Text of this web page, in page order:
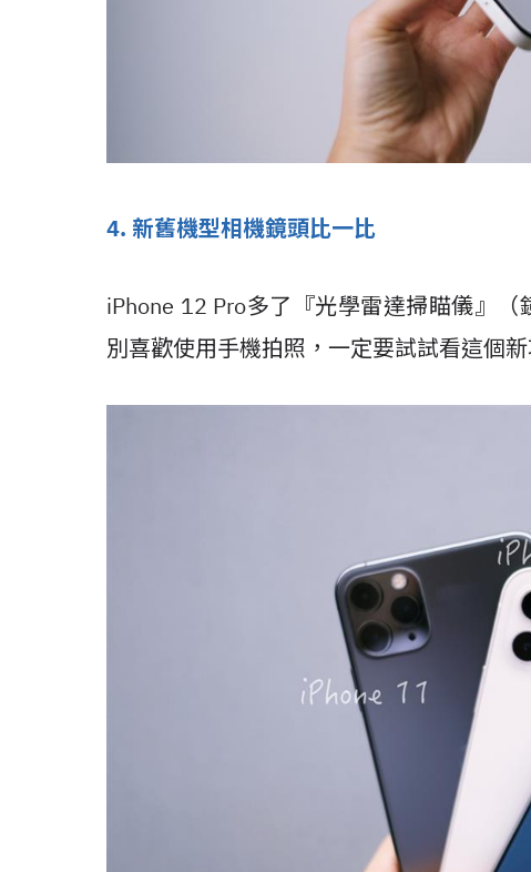
4. 新舊機型相機鏡頭比一比
iPhone 12 Pro多了『光學雷達掃瞄儀』
別喜歡使用手機拍照，一定要試試看這個